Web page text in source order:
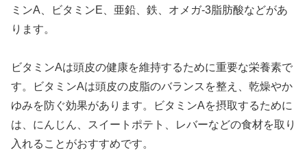
ミンA、ビタミンE、亜鉛、鉄、オメガ-3脂肪酸などがあ
ります。
ビタミンAは頭皮の健康を維持するために重要な栄養素で
す。ビタミンAは頭皮の皮脂のバランスを整え、乾燥やか
ゆみを防ぐ効果があります。ビタミンAを摂取するために
は、にんじん、スイートポテト、レバーなどの食材を取り
入れることがおすすめです。